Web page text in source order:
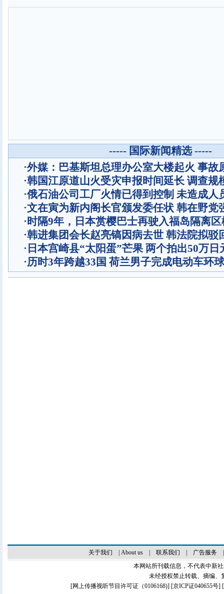
----- 国际新闻精选 -----
·外媒：巴基斯坦总理办公室大楼起火 事故
·韩国江原道山火受灾申报时间延长 调查规
·俄石油公司工厂火情已得到控制 未造成人
·文在寅为新内阁长官颁发委任状 韩在野党
·时隔9年，日本赏樱巴士再驶入福岛隔离
·韩进集团会长赵亮镐因病去世 韩法院拟驳
· 日本宫崎县“太阳蛋”芒果 两个拍出50万日
·历时3年跨越33国 荷兰男子完成电动车环
关于我们 About us| 联系我们 广告服务
本网站所刊载信息，不代表中新
未经授权禁止转载、摘编、
[网上传播视听节目许可证（0106168)] [京ICP证040655号]